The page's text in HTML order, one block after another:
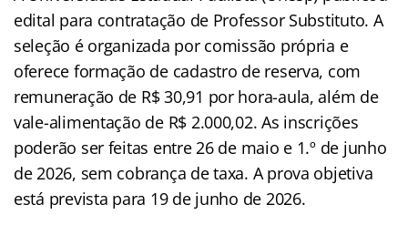
edital para contratação de Professor Substituto. A
seleção é organizada por comissão própria e
oferece formação de cadastro de reserva, com
remuneração de R$ 30,91 por hora-aula, além de
vale-alimentação de R$ 2.000,02. As inscrições
poderão ser feitas entre 26 de maio e 1.º de junho
de 2026, sem cobrança de taxa. A prova objetiva
está prevista para 19 de junho de 2026.